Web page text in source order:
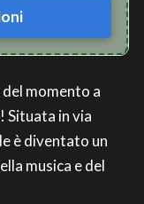
momento a
Situata in via
è diventato un
musica e del